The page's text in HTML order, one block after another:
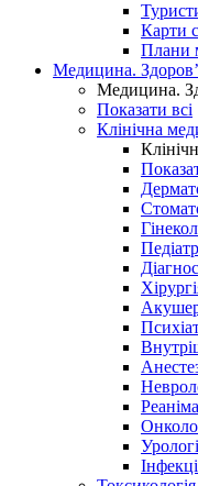
Карти
Плани
Медицина.
Медицина.
Показати всі
Клінічна